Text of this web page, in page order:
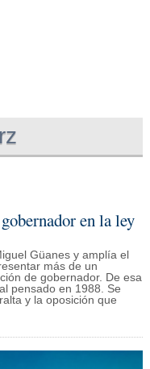
en la ley
Güanes y amplía el
más de un
de gobernador. De esa
pensado en 1988. Se
y la oposición que